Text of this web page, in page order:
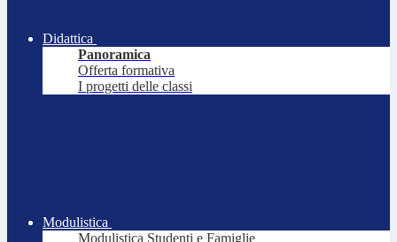
Didattica
Panoramica
Offerta formativa
I progetti delle classi
Modulistica
Modulistica Studenti e Famiglie